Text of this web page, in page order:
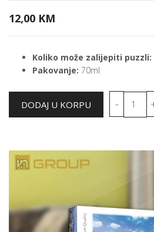
12,00 KM
Koliko može zalijepiti puzzli:
Pakovanje: 70ml